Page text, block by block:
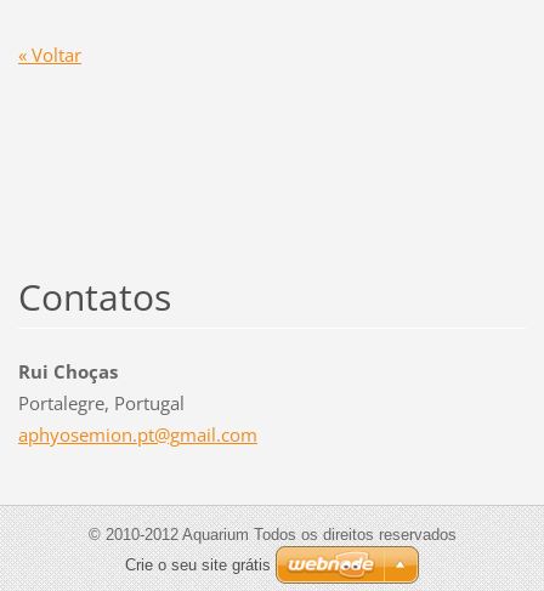
« Voltar
Contatos
Rui Choças
Portalegre, Portugal
aphyosemion.pt@gmail.com
© 2010-2012 Aquarium Todos os direitos reservados
Crie o seu site grátis